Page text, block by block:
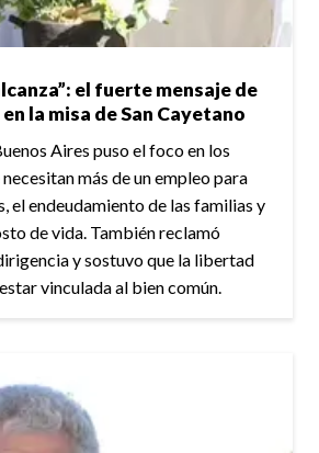
el fuerte mensaje de
la misa de San Cayetano
Aires puso el foco en los
más de un empleo para
el endeudamiento de las familias y
de vida. También reclamó
y sostuvo que la libertad
vinculada al bien común.